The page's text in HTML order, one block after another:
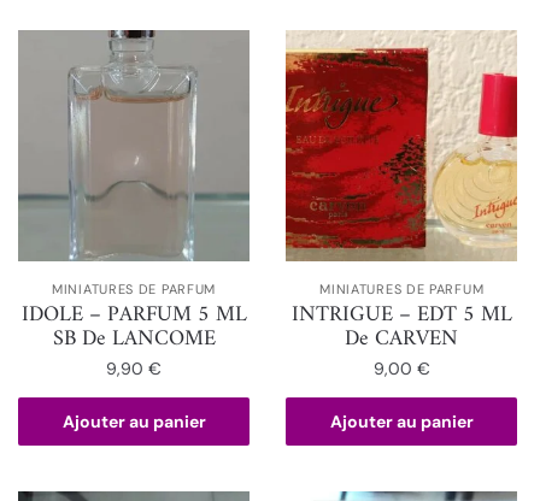
MINIATURES DE PARFUM
IDOLE – PARFUM 5 ML
SB De LANCOME
9,90€
Ajouter au panier
MINIATURES DE PARFUM
INTRIGUE – EDT 5 ML
De CARVEN
9,00 €
Ajouter au panier